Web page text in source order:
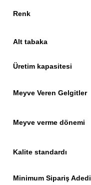
Renk
Alt tabaka
Üretim kapasitesi
Meyve Veren Gelgitler
Meyve verme dönemi
Kalite standardı
Minimum Sipariş Adedi